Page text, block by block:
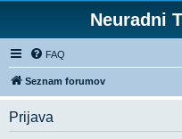
Neuradni
FAQ
Seznam forumov
Prijava